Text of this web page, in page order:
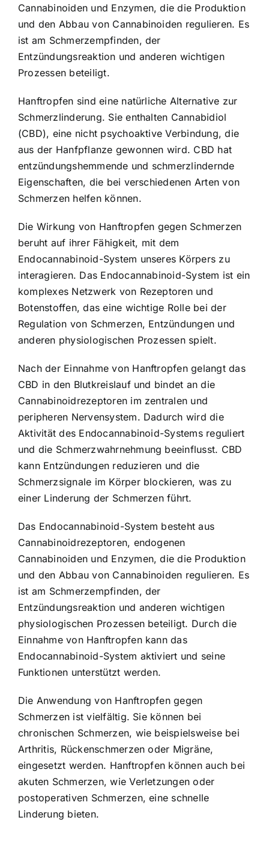
Cannabinoiden und Enzymen, die die Produktion
und den Abbau von Cannabinoiden regulieren. Es
ist am Schmerzempfinden, der
Entzündungsreaktion und anderen wichtigen
Prozessen beteiligt.
Hanftropfen sind eine natürliche Alternative zur
Schmerzlinderung. Sie enthalten Cannabidiol
(CBD), eine nicht psychoaktive Verbindung, die
aus der Hanfpflanze gewonnen wird. CBD hat
entzündungshemmende und schmerzlindernde
Eigenschaften, die bei verschiedenen Arten von
Schmerzen helfen können.
Die Wirkung von Hanftropfen gegen Schmerzen
beruht auf ihrer Fähigkeit, mit dem
Endocannabinoid-System unseres Körpers zu
interagieren. Das Endocannabinoid-System ist ein
komplexes Netzwerk von Rezeptoren und
Botenstoffen, das eine wichtige Rolle bei der
Regulation von Schmerzen, Entzündungen und
anderen physiologischen Prozessen spielt.
Nach der Einnahme von Hanftropfen gelangt das
CBD in den Blutkreislauf und bindet an die
Cannabinoidrezeptoren im zentralen und
peripheren Nervensystem. Dadurch wird die
Aktivität des Endocannabinoid-Systems reguliert
und die Schmerzwahrnehmung beeinflusst. CBD
kann Entzündungen reduzieren und die
Schmerzsignale im Körper blockieren, was zu
einer Linderung der Schmerzen führt.
Das Endocannabinoid-System besteht aus
Cannabinoidrezeptoren, endogenen
Cannabinoiden und Enzymen, die die Produktion
und den Abbau von Cannabinoiden regulieren. Es
ist am Schmerzempfinden, der
Entzündungsreaktion und anderen wichtigen
physiologischen Prozessen beteiligt. Durch die
Einnahme von Hanftropfen kann das
Endocannabinoid-System aktiviert und seine
Funktionen unterstützt werden.
Die Anwendung von Hanftropfen gegen
Schmerzen ist vielfältig. Sie können bei
chronischen Schmerzen, wie beispielsweise bei
Arthritis, Rückenschmerzen oder Migräne,
eingesetzt werden. Hanftropfen können auch bei
akuten Schmerzen, wie Verletzungen oder
postoperativen Schmerzen, eine schnelle
Linderung bieten.